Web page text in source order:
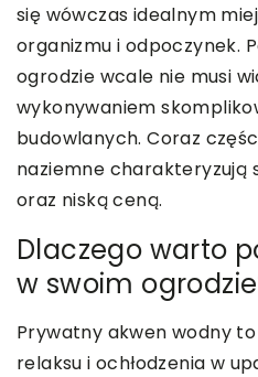
się wówczas idealnym
organizmu i odpoczynek.
ogrodzie wcale nie musi
wykonywaniem
budowlanych. Coraz
naziemne charakteryzują
oraz niską ceną.
Dlaczego warto
w swoim
Prywatny akwen wodny
relaksu i ochłodzenia w